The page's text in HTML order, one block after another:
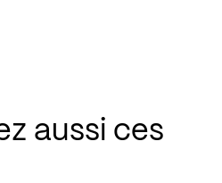
aussi ces